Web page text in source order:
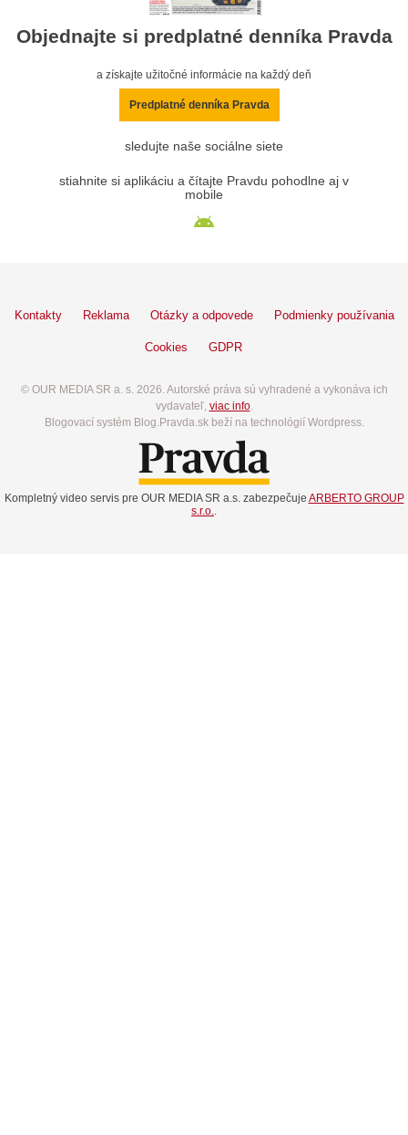
Objednajte si predplatné denníka Pravda
a získajte užitočné informácie na každý deň
Predplatné denníka Pravda
sledujte naše sociálne siete
stiahnite si aplikáciu a čítajte Pravdu pohodlne aj v
mobile
Kontakty Reklama Otázky a odpovede Podmienky používania
Cookies GDPR
© OUR MEDIA SR a. s. 2026. Autorské práva sú vyhradené a vykonáva ich
vydavateľ, viac info.
Blogovací systém Blog.Pravda.sk beží na technológií Wordpress.
Kompletný video servis pre OUR MEDIA SR a.s. zabezpečuje ARBERTO GROUP
s.r.o..